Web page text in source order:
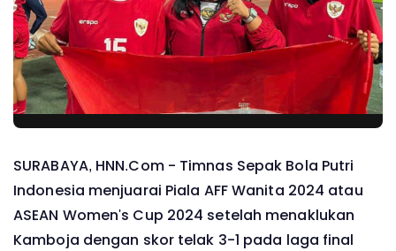
SURABAYA, HNN.Com - Timnas Sepak Bola Putri
Indonesia menjuarai Piala AFF Wanita 2024 atau
ASEAN Women's Cup 2024 setelah menaklukan
Kamboja dengan skor telak 3-1 pada laga final